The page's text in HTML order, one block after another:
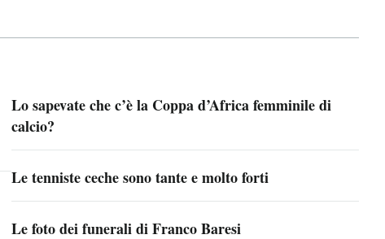
Lo sapevate che c’è la Coppa d’Africa femminile di
calcio?
Le tenniste ceche sono tante e molto forti
Le foto dei funerali di Franco Baresi